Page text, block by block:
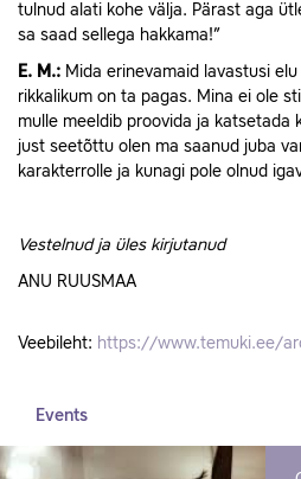
tulnud alati kohe välja. Pärast aga
sa saad sellega hakkama!”
E. M.: Mida erinevamaid lavastusi
rikkalikum on ta pagas. Mina ei ole
mulle meeldib proovida ja katsetada
just seetõttu olen ma saanud juba
karakterrolle ja kunagi pole olnud
Vestelnud ja üles kirjutanud
ANU RUUSMAA
Veebileht: https://www.temuki.ee/
Events